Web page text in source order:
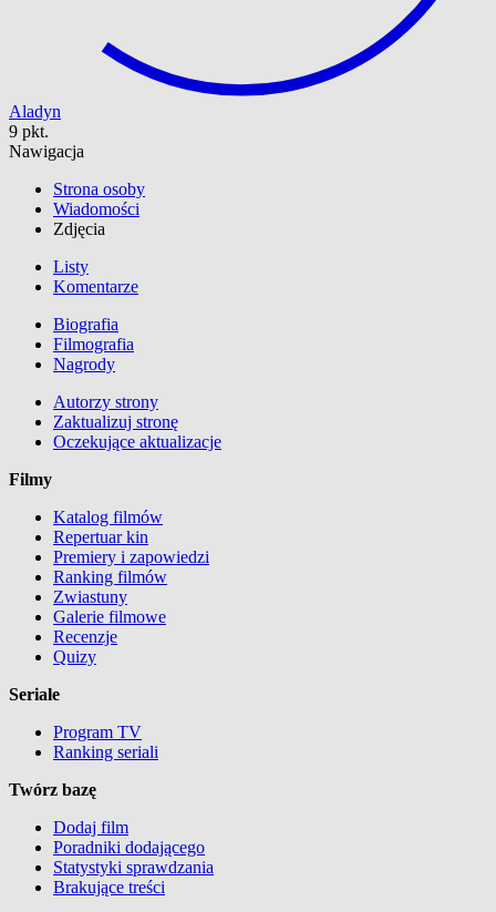
Aladyn
9 pkt.
Nawigacja
Strona osoby
Wiadomości
Zdjęcia
Listy
Komentarze
Biografia
Filmografia
Nagrody
Autorzy strony
Zaktualizuj stronę
Oczekujące aktualizacje
Filmy
Katalog filmów
Repertuar kin
Premiery i zapowiedzi
Ranking filmów
Zwiastuny
Galerie filmowe
Recenzje
Quizy
Seriale
Program TV
Ranking seriali
Twórz bazę
Dodaj film
Poradniki dodającego
Statystyki sprawdzania
Brakujące treści